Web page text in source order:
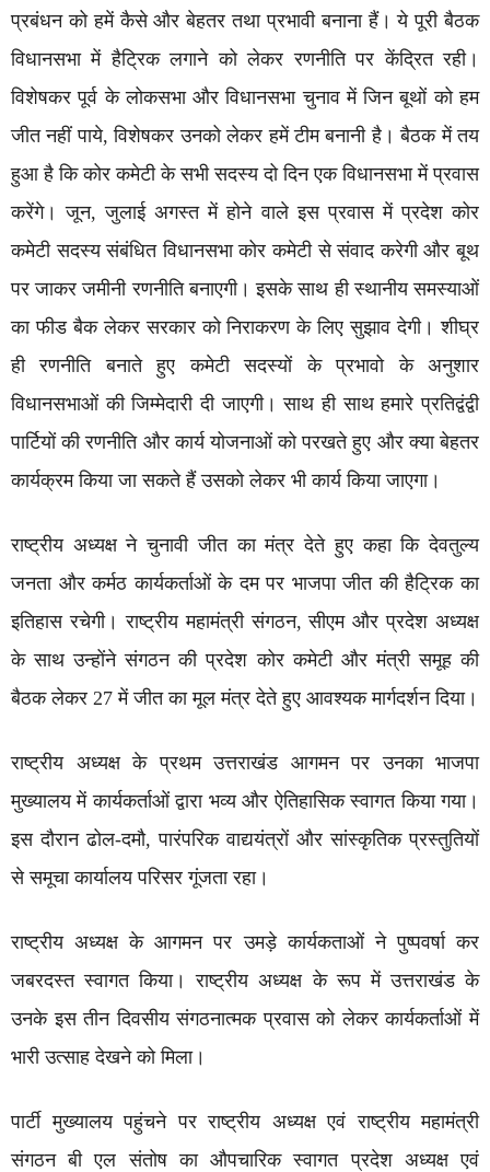
प्रबंधन को हमें कैसे और बेहतर तथा प्रभावी बनाना हैं। ये पूरी बैठक
विधानसभा में हैट्रिक लगाने को लेकर रणनीति पर केंद्रित रही।
विशेषकर पूर्व के लोकसभा और विधानसभा चुनाव में जिन बूथों को हम
जीत नहीं पाये, विशेषकर उनको लेकर हमें टीम बनानी है। बैठक में तय
हुआ है कि कोर कमेटी के सभी सदस्य दो दिन एक विधानसभा में प्रवास
करेंगे। जून, जुलाई अगस्त में होने वाले इस प्रवास में प्रदेश कोर
कमेटी सदस्य संबंधित विधानसभा कोर कमेटी से संवाद करेगी और बूथ
पर जाकर जमीनी रणनीति बनाएगी। इसके साथ ही स्थानीय समस्याओं
का फीड बैक लेकर सरकार को निराकरण के लिए सुझाव देगी। शीघ्र
ही रणनीति बनाते हुए कमेटी सदस्यों के प्रभावो के अनुशार
विधानसभाओं की जिम्मेदारी दी जाएगी। साथ ही साथ हमारे प्रतिद्वंद्वी
पार्टियों की रणनीति और कार्य योजनाओं को परखते हुए और क्या बेहतर
कार्यक्रम किया जा सकते हैं उसको लेकर भी कार्य किया जाएगा।
राष्ट्रीय अध्यक्ष ने चुनावी जीत का मंत्र देते हुए कहा कि देवतुल्य
जनता और कर्मठ कार्यकर्ताओं के दम पर भाजपा जीत की हैट्रिक का
इतिहास रचेगी। राष्ट्रीय महामंत्री संगठन, सीएम और प्रदेश अध्यक्ष
के साथ उन्होंने संगठन की प्रदेश कोर कमेटी और मंत्री समूह की
बैठक लेकर 27 में जीत का मूल मंत्र देते हुए आवश्यक मार्गदर्शन दिया।
राष्ट्रीय अध्यक्ष के प्रथम उत्तराखंड आगमन पर उनका भाजपा
मुख्यालय में कार्यकर्ताओं द्वारा भव्य और ऐतिहासिक स्वागत किया गया।
इस दौरान ढोल-दमौ, पारंपरिक वाद्ययंत्रों और सांस्कृतिक प्रस्तुतियों
से समूचा कार्यालय परिसर गूंजता रहा।
राष्ट्रीय अध्यक्ष के आगमन पर उमड़े कार्यकताओं ने पुष्पवर्षा कर
जबरदस्त स्वागत किया। राष्ट्रीय अध्यक्ष के रूप में उत्तराखंड के
उनके इस तीन दिवसीय संगठनात्मक प्रवास को लेकर कार्यकर्ताओं में
भारी उत्साह देखने को मिला।
पार्टी मुख्यालय पहुंचने पर राष्ट्रीय अध्यक्ष एवं राष्ट्रीय महामंत्री
संगठन बी एल संतोष का औपचारिक स्वागत प्रदेश अध्यक्ष एवं